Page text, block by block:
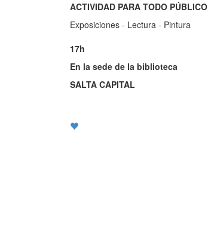
ACTIVIDAD PARA TODO PÚBLICO
Exposiciones - Lectura - Pintura
17h
En la sede de la biblioteca
SALTA CAPITAL